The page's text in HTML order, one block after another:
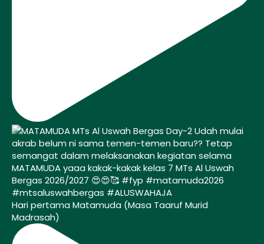
Hari pertama Matamuda (Masa Taaruf Murid
Madrasah)